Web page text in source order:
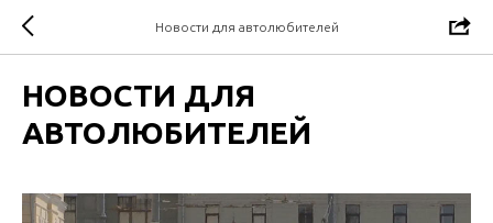
Новости для автолюбителей
НОВОСТИ ДЛЯ
АВТОЛЮБИТЕЛЕЙ